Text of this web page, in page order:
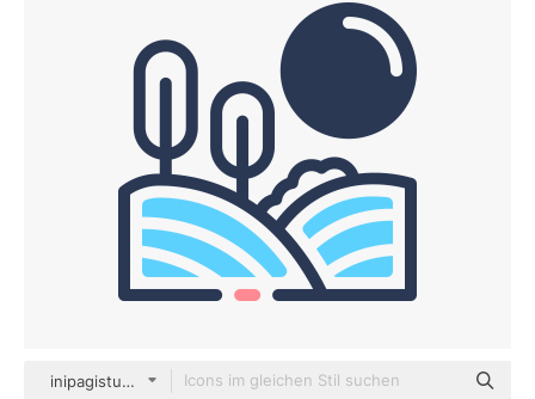
inipagistudio Mixed